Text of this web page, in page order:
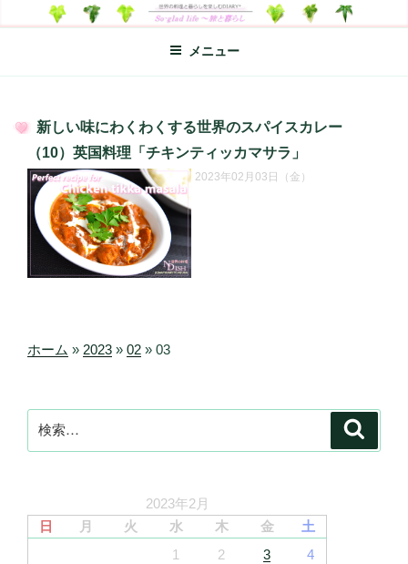
ン
ン
SO-GLAD LIFE～旅と暮らし
世界の料理のエッセイやレシピ、シンプルライフ、楽しい暮らしなどを
綴る、世界248か国を旅した松本あづさのDIARYです
メニュー
日:
新しい味にわくわくする世界のスパイスカレー
（10）英国料理「チキンティッカマサラ」
2023年02月03日（金）
ホーム » 2023 » 02 » 03
索:
2023年2月
日
月 火 水 木 金
土
1
2 3 4